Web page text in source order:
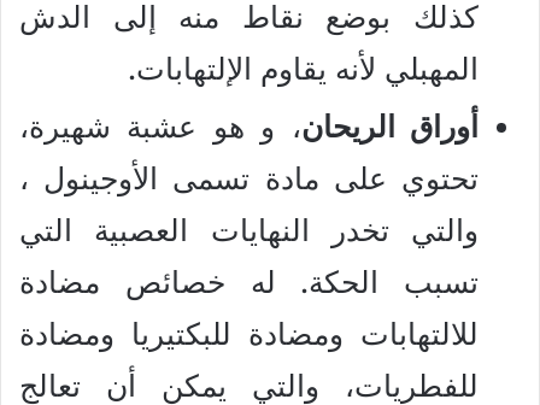
كذلك بوضع نقاط منه إلى الدش
المهبلي لأنه يقاوم الإلتهابات.
أوراق الريحان، و هو عشبة شهيرة،
تحتوي على مادة تسمى الأوجينول ،
والتي تخدر النهايات العصبية التي
تسبب الحكة. له خصائص مضادة
للالتهابات ومضادة للبكتيريا ومضادة
للفطريات، والتي يمكن أن تعالج